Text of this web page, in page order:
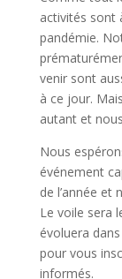
activités sont
pandémie.
venir sont
à ce jour.
autant et
Nous
événement
de l’année et
Le voile sera
évoluera
pour vous
informés.